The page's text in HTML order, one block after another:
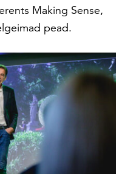
Making Sense,
pead.